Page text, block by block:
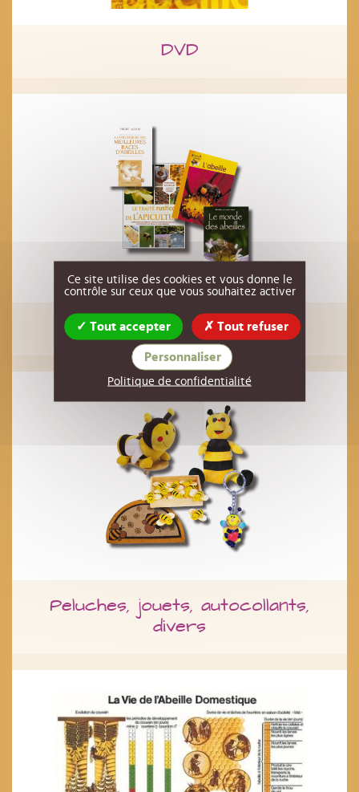
DVD
Livres, revues
Peluches, jouets, autocollants,
divers
Ce site utilise des cookies et vous donne le
contrôle sur ceux que vous souhaitez activer
Tout accepter Tout refuser
Personnaliser
Politique de confidentialité